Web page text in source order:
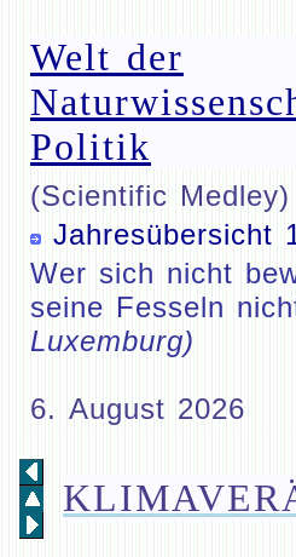
Welt der
Politik
(Scientific Medley)
Jahresübersicht
Wer sich nicht
seine Fesseln
Luxemburg)
6. August 2026